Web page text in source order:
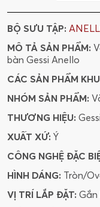
BỘ SƯU TẬP:
MÔ TẢ SẢN PHẨM:
bàn Gessi Anello
CÁC SẢN PHẨM
NHÓM SẢN PHẨM:
THƯƠNG HIỆU: Gessi
XUẤT XỨ: Ý
CÔNG NGHỆ ĐẶC
HÌNH DÁNG: Tròn/
VỊ TRÍ LẮP ĐẶT: Gắn